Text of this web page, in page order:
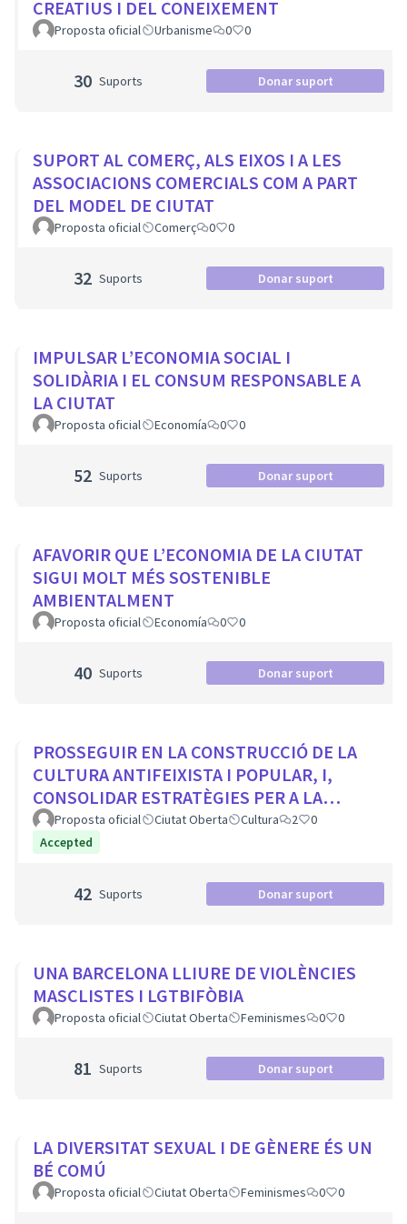
CREATIUS I DEL CONEIXEMENT
Proposta oficial Urbanisme 0 0
30 Suports Donar suport
SUPORT AL COMERÇ, ALS EIXOS I A LES
ASSOCIACIONS COMERCIALS COM A PART
DEL MODEL DE CIUTAT
Proposta oficial Comerç 0 0
32 Suports Donar suport
IMPULSAR L’ECONOMIA SOCIAL I
SOLIDÀRIA I EL CONSUM RESPONSABLE A
LA CIUTAT
Proposta oficial Economía 0 0
52 Suports Donar suport
AFAVORIR QUE L’ECONOMIA DE LA CIUTAT
SIGUI MOLT MÉS SOSTENIBLE
AMBIENTALMENT
Proposta oficial Economía 0 0
40 Suports Donar suport
PROSSEGUIR EN LA CONSTRUCCIÓ DE LA
CULTURA ANTIFEIXISTA I POPULAR, I,
CONSOLIDAR ESTRATÈGIES PER A LA
VISIBILITZACIÓ DE LA MEMÒRIA
DEMOCRÀTICA CIUTADA
Proposta oficial Ciutat Oberta Cultura 2
0
Accepted
42 Suports Donar suport
UNA BARCELONA LLIURE DE VIOLÈNCIES
MASCLISTES I LGTBIFÒBIA
Proposta oficial Ciutat Oberta Feminismes 0 0
81 Suports Donar suport
LA DIVERSITAT SEXUAL I DE GÈNERE ÉS UN
BÉ COMÚ
Proposta oficial Ciutat Oberta Feminismes 0 0